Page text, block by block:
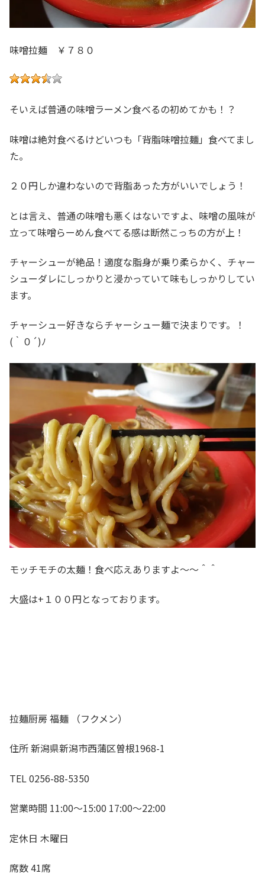
味噌拉麺 ￥７８０
そいえば普通の味噌ラーメン食べるの初めてかも！？
味噌は絶対食べるけどいつも「背脂味噌拉麺」食べてまし
た。
２０円しか違わないので背脂あった方がいいでしょう！
とは言え、普通の味噌も悪くはないですよ、味噌の風味が
立って味噌らーめん食べてる感は断然こっちの方が上！
チャーシューが絶品！適度な脂身が乗り柔らかく、チャー
シューダレにしっかりと浸かっていて味もしっかりしてい
ます。
チャーシュー好きならチャーシュー麺で決まりです。！
(｀０´)ﾉ
モッチモチの太麺！食べ応えありますよ～～＾＾
大盛は+１００円となっております。
拉麺厨房 福麺 （フクメン）
住所 新潟県新潟市西蒲区曽根1968-1
TEL 0256-88-5350
営業時間 11:00～15:00 17:00～22:00
定休日 木曜日
席数 41席